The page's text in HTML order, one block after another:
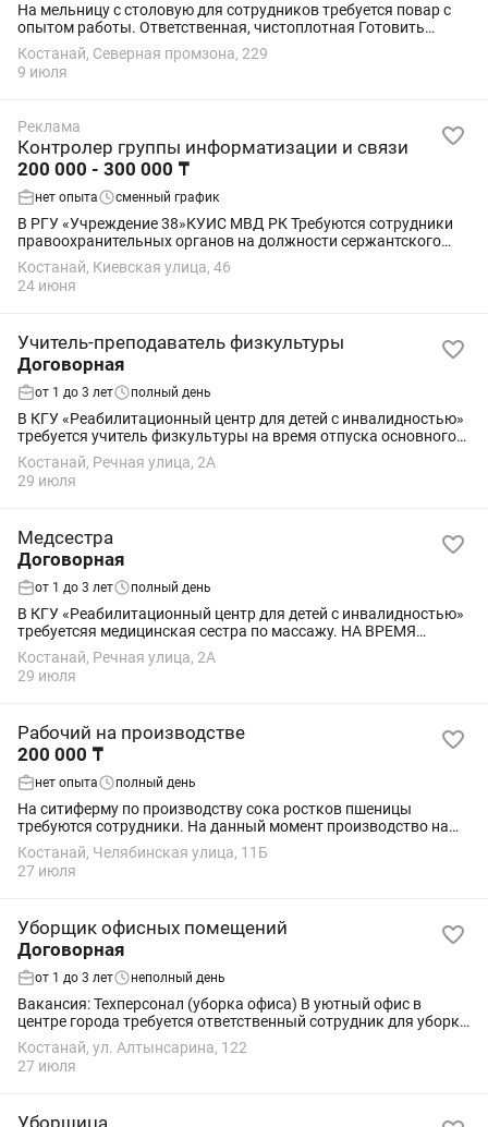
На мельницу с столовую для сотрудников требуется повар с
опытом работы. Ответственная, чистоплотная Готовить
кушать для работников мельницы. График 6-1 09.00-18.00
Иногда 09.00-20.00 Зп 2 раза в...
Костанай, Северная промзона, 229
9 июля
Реклама
Контролер группы информатизации и связи
200 000 - 300 000 ₸
нет опыта сменный график
В РГУ «Учреждение 38»КУИС МВД РК Требуются сотрудники
правоохранительных органов на должности сержантского
состава (контролер), офицерский состав Требования: возраст
до 35 лет Образование 11...
Костанай, Киевская улица, 46
24 июня
Учитель-преподаватель физкультуры
Договорная
от 1 до 3 лет полный день
В КГУ «Реабилитационный центр для детей с инвалидностью»
требуется учитель физкультуры на время отпуска основного
сотрудника.
Костанай, Речная улица, 2А
29 июля
Медсестра
Договорная
от 1 до 3 лет полный день
В КГУ «Реабилитационный центр для детей с инвалидностью»
требуетсяя медицинская сестра по массажу. НА ВРЕМЯ
ОТПУСКА ОСНОВНОГО СОТРУДНИКА.
Костанай, Речная улица, 2А
29 июля
Рабочий на производстве
200 000 ₸
нет опыта полный день
На ситиферму по производству сока ростков пшеницы
требуются сотрудники. На данный момент производство на
стадии запуска. Необходимы сотрудники для подготовки
помещения, сборки мебели и т.д. Далее...
Костанай, Челябинская улица, 11Б
27 июля
Уборщик офисных помещений
Договорная
от 1 до 3 лет неполный день
Вакансия: Техперсонал (уборка офиса) В уютный офис в
центре города требуется ответственный сотрудник для уборки
помещения. 🗓 График: 1 раз в неделю, иногда 2 раза в неделю
(по субботам). Ищем...
Костанай, ул. Алтынсарина, 122
27 июля
Уборщица